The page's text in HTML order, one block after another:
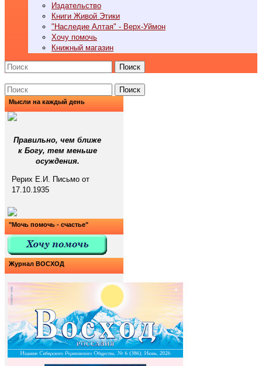
Издательство
Книги Живой Этики
"Наследие Алтая" - Верх-Уймон
Хочу помочь
Книжный магазин
Поиск
Поиск
Мысли на каждый день
Правильно, чем ближе
к Богу, тем меньше
осуждения.
Рерих Е.И. Письмо от
17.10.1935
"Мочь помочь - счастье"
Журнал ВОСХОД